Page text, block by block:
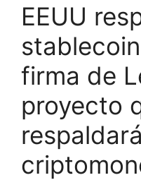
EEUU
firma de
proyecto